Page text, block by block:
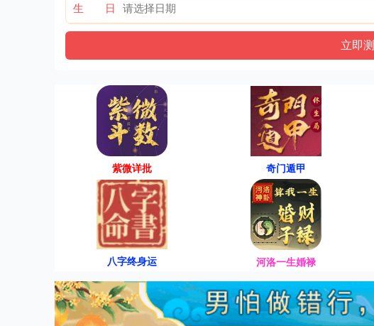
生 日
紫微详批 奇门遁甲
八字终身运 河洛一生婚禄